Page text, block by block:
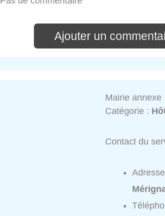
Ajouter un
Mairie annexe
Catégorie :
Contact du